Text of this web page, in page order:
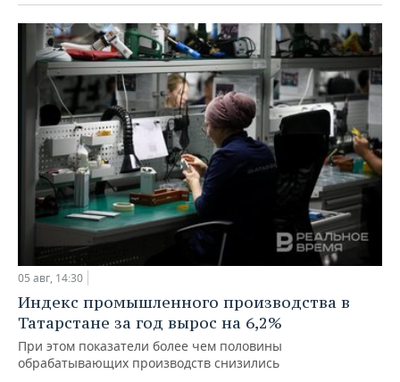
05 авг, 14:30
Индекс промышленного производства в
Татарстане за год вырос на 6,2%
При этом показатели более чем половины
обрабатывающих производств снизились